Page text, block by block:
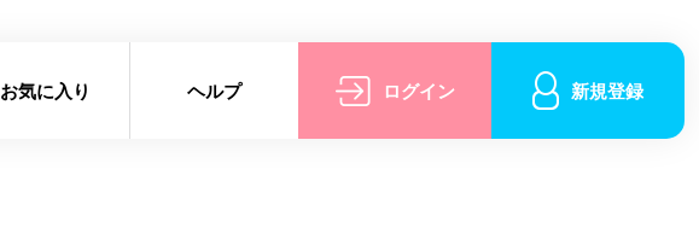
お気に入り ヘルプ ログイン 新規登録